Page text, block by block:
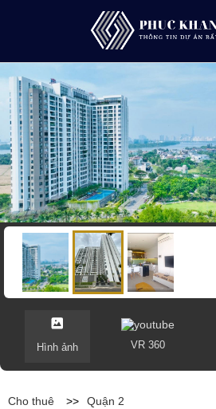
Hình ảnh VR 360
Cho thuê >> Quận 2